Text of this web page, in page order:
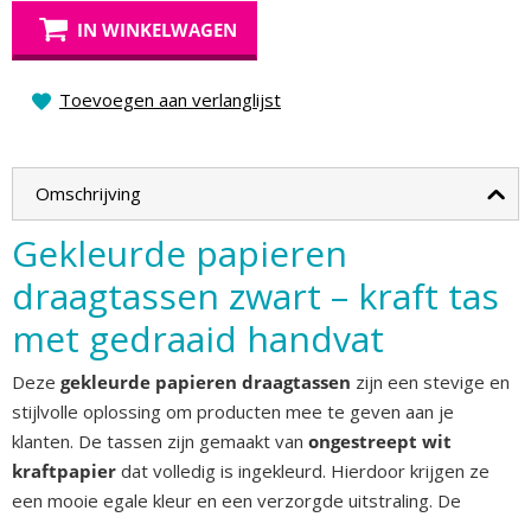
IN WINKELWAGEN
Toevoegen aan verlanglijst
Omschrijving
Gekleurde papieren
draagtassen zwart – kraft tas
met gedraaid handvat
Deze gekleurde papieren draagtassen zijn een stevige en
stijlvolle oplossing om producten mee te geven aan je
klanten. De tassen zijn gemaakt van ongestreept wit
kraftpapier dat volledig is ingekleurd. Hierdoor krijgen ze
een mooie egale kleur en een verzorgde uitstraling. De